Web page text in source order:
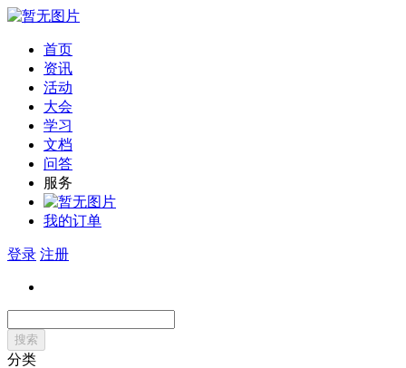
首页
资讯
活动
大会
学习
文档
问答
服务
我的订单
登录 注册
搜索
分类